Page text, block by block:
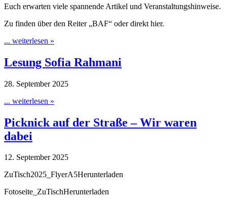
Euch erwarten viele spannende Artikel und Veranstaltungshinweise.
Zu finden über den Reiter „BAF“ oder direkt hier.
... weiterlesen »
Lesung Sofia Rahmani
28. September 2025
... weiterlesen »
Picknick auf der Straße – Wir waren
dabei
12. September 2025
ZuTisch2025_FlyerA5Herunterladen
Fotoseite_ZuTischHerunterladen